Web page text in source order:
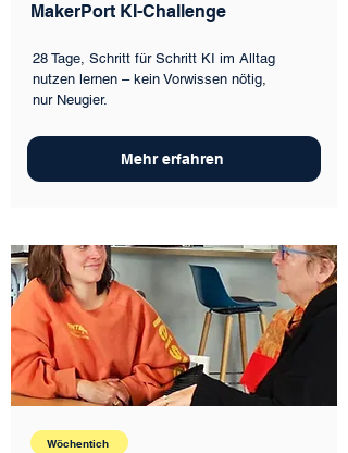
MakerPort KI-Challenge
28 Tage, Schritt für Schritt KI im Alltag
nutzen lernen – kein Vorwissen nötig,
nur Neugier.
Mehr erfahren
Wöchentich